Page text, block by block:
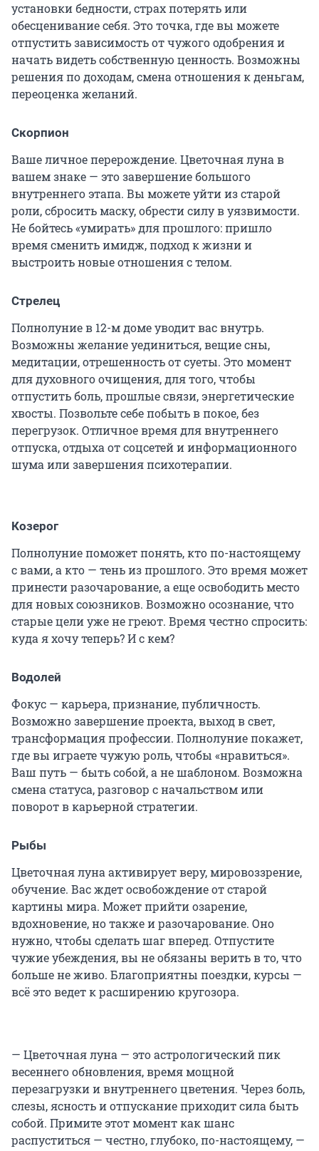
установки бедности, страх потерять или
обесценивание себя. Это точка, где вы можете
отпустить зависимость от чужого одобрения и
начать видеть собственную ценность. Возможны
решения по доходам, смена отношения к деньгам,
переоценка желаний.
Скорпион
Ваше личное перерождение. Цветочная луна в
вашем знаке — это завершение большого
внутреннего этапа. Вы можете уйти из старой
роли, сбросить маску, обрести силу в уязвимости.
Не бойтесь «умирать» для прошлого: пришло
время сменить имидж, подход к жизни и
выстроить новые отношения с телом.
Стрелец
Полнолуние в 12-м доме уводит вас внутрь.
Возможны желание уединиться, вещие сны,
медитации, отрешенность от суеты. Это момент
для духовного очищения, для того, чтобы
отпустить боль, прошлые связи, энергетические
хвосты. Позвольте себе побыть в покое, без
перегрузок. Отличное время для внутреннего
отпуска, отдыха от соцсетей и информационного
шума или завершения психотерапии.
Козерог
Полнолуние поможет понять, кто по-настоящему
с вами, а кто — тень из прошлого. Это время может
принести разочарование, а еще освободить место
для новых союзников. Возможно осознание, что
старые цели уже не греют. Время честно спросить:
куда я хочу теперь? И с кем?
Водолей
Фокус — карьера, признание, публичность.
Возможно завершение проекта, выход в свет,
трансформация профессии. Полнолуние покажет,
где вы играете чужую роль, чтобы «нравиться».
Ваш путь — быть собой, а не шаблоном. Возможна
смена статуса, разговор с начальством или
поворот в карьерной стратегии.
Рыбы
Цветочная луна активирует веру, мировоззрение,
обучение. Вас ждет освобождение от старой
картины мира. Может прийти озарение,
вдохновение, но также и разочарование. Оно
нужно, чтобы сделать шаг вперед. Отпустите
чужие убеждения, вы не обязаны верить в то, что
больше не живо. Благоприятны поездки, курсы —
всё это ведет к расширению кругозора.
— Цветочная луна — это астрологический пик
весеннего обновления, время мощной
перезагрузки и внутреннего цветения. Через боль,
слезы, ясность и отпускание приходит сила быть
собой. Примите этот момент как шанс
распуститься — честно, глубоко, по-настоящему, —